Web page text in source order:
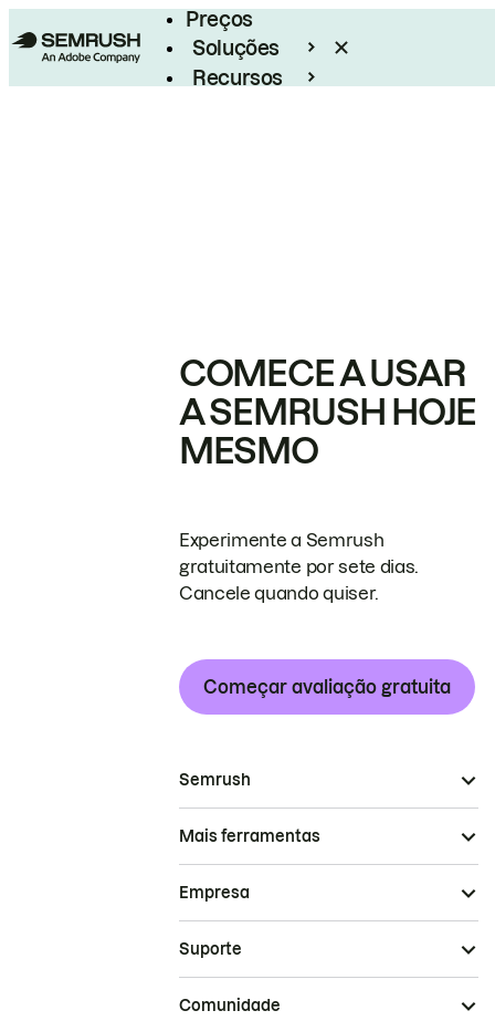
Preços
Soluções
Recursos
COMECE A USAR
A SEMRUSH HOJE
MESMO
Experimente a Semrush
gratuitamente por sete dias.
Cancele quando quiser.
Começar avaliação gratuita
Semrush
Mais ferramentas
Empresa
Suporte
Comunidade